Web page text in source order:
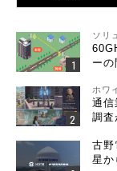
ソリ
ー
ホワ
通
調査
古
星か